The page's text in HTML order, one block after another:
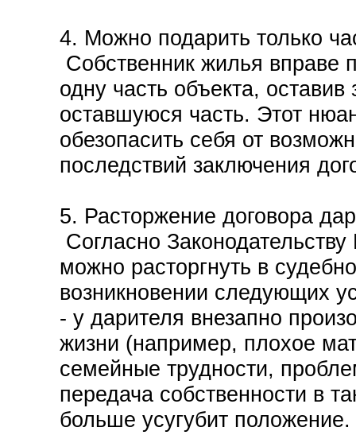
4. Можно подарить только
Собственник жилья вправе
одну часть объекта,
оставшуюся часть. Этот
обезопасить себя от
последствий заключения
5. Расторжение договора
Согласно
можно расторгнуть в
возникновении следующих
- у дарителя внезапно
жизни (например, плохое
семейные трудности,
передача собственности в
больше усугубит положение.